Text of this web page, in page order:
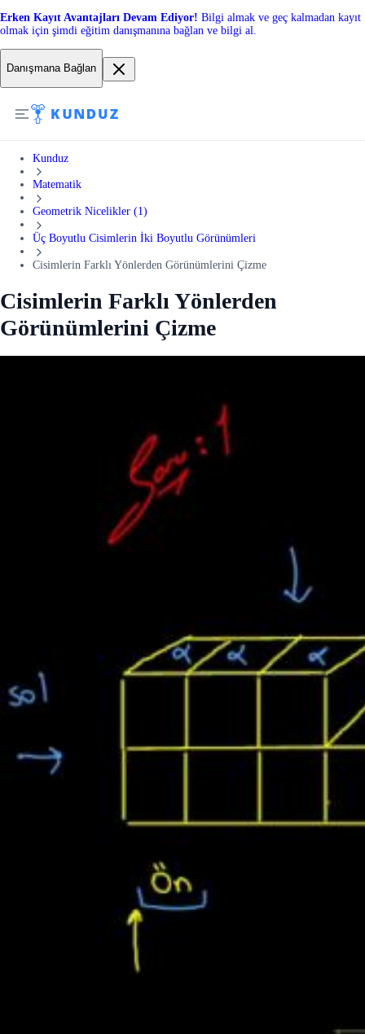
Erken Kayıt Avantajları Devam Ediyor! Bilgi almak ve geç kalmadan kayıt
olmak için şimdi eğitim danışmanına bağlan ve bilgi al.
Danışmana Bağlan
Kunduz
Matematik
Geometrik Nicelikler (1)
Üç Boyutlu Cisimlerin İki Boyutlu Görünümleri
Cisimlerin Farklı Yönlerden Görünümlerini Çizme
Cisimlerin Farklı Yönlerden
Görünümlerini Çizme